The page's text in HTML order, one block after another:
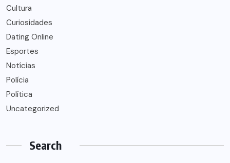
Cultura
Curiosidades
Dating Online
Esportes
Notícias
Polícia
Política
Uncategorized
Search